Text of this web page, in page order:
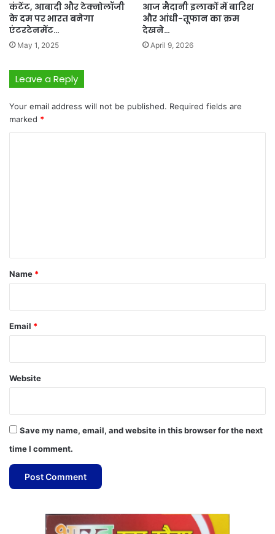
कंटेंट, आबादी और टेक्नोलॉजी
के दम पर भारत बनेगा
एंटरटेनमेंट…
May 1, 2025
आज मैदानी इलाकों में बारिश
और आंधी-तूफान का क्रम
देखने…
April 9, 2026
Leave a Reply
Your email address will not be published. Required fields are
marked *
*
Name *
Email *
Website
Save my name, email, and website in this browser for the next
time I comment.